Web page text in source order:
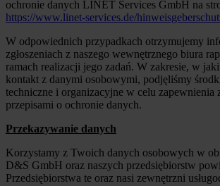
ochronie danych LINET Services GmbH na
https://www.linet-services.de/
W odpowiednich przypadkach otrzymujemy
zgłoszeniach z naszego wewnętrznego biura
ramach realizacji jego zadań. W zakresie, w
kontakt z danymi osobowymi, podjęliśmy
techniczne i organizacyjne w celu zapewnienia
przepisami o ochronie danych.
Przekazywanie danych
Korzystamy z Twoich danych osobowych w
D&S GmbH oraz naszych przedsiębiorstw
Przedsiębiorstwa te oraz nasi zewnętrzni